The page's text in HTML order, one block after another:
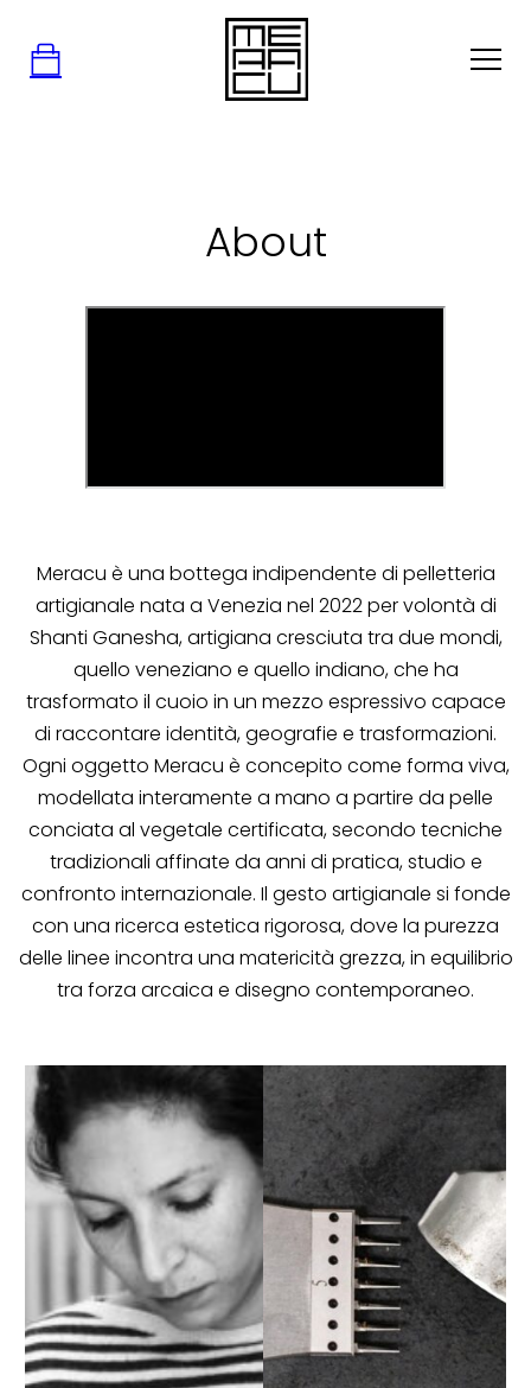
About
Meracu è una bottega indipendente di pelletteria
artigianale nata a Venezia nel 2022 per volontà di
Shanti Ganesha, artigiana cresciuta tra due mondi,
quello veneziano e quello indiano, che ha
trasformato il cuoio in un mezzo espressivo capace
di raccontare identità, geografie e trasformazioni.
Ogni oggetto Meracu è concepito come forma viva,
modellata interamente a mano a partire da pelle
conciata al vegetale certificata, secondo tecniche
tradizionali affinate da anni di pratica, studio e
confronto internazionale. Il gesto artigianale si fonde
con una ricerca estetica rigorosa, dove la purezza
delle linee incontra una matericità grezza, in equilibrio
tra forza arcaica e disegno contemporaneo.